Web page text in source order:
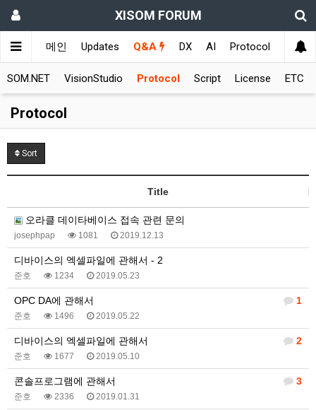
XISOM FORUM
메인 Updates Q&A DX AI Protocol
VisionStudio Protocol Script License ETC
Protocol
Sort
Title
오라클 데이타베이스 접속 관련 문의
josephpap 1081 2019.12.13
디바이스의 엑셀파일에 관해서 - 2
준호 1234 2019.05.23
1
OPC DA에 관해서
준호 1496 2019.05.22
2
디바이스의 엑셀파일에 관해서
준호 1677 2019.05.10
3
콘솔프로그램에 관해서
준호 2336 2019.01.31